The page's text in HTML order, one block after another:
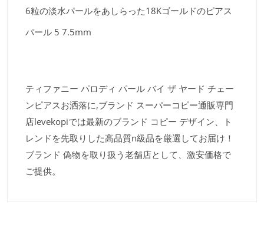
6粒の淡水パールをあしらった18Kゴールドのピアス
パール 5 7.5mm
ティファニー パロディ パール バイ ザ ヤード チェー
ンピアスお洒落に,ブランド スーパーコピー通販専門
店levekopiでは最新のブランド コピー デザイン、ト
レンドを先取りした高品質n級品を厳選してお届け！
ブランド 偽物を取り扱う老舗店として、激安価格で
ご提供。